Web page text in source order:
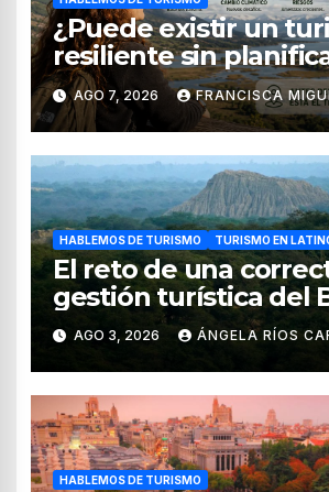
¿Puede existir un
resiliente sin
territorial?
AGO 7, 2026 FRANCISCA
HABLEMOS DE TURISMO TURISMO EN
El reto de una
gestión turística del
de Pomac (en Perú)
AGO 3, 2026 ÁNGELA RÍOS
HABLEMOS DE TURISMO